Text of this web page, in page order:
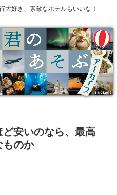
大好き、素敵なホテルもいいな！
安いのなら、最高
ものか